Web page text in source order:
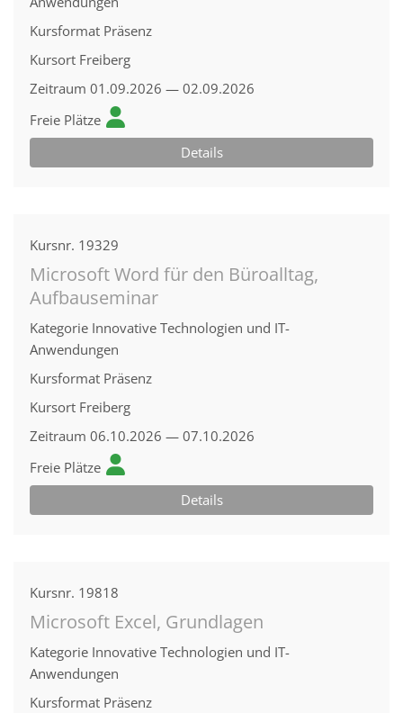
Kursformat Präsenz
Kursort Freiberg
Zeitraum 01.09.2026 — 02.09.2026
Freie Plätze
Details
Kursnr. 19329
Microsoft Word für den Büroalltag,
Aufbauseminar
Kategorie Innovative Technologien und IT-
Anwendungen
Kursformat Präsenz
Kursort Freiberg
Zeitraum 06.10.2026 — 07.10.2026
Freie Plätze
Details
Kursnr. 19818
Microsoft Excel, Grundlagen
Kategorie Innovative Technologien und IT-
Anwendungen
Kursformat Präsenz